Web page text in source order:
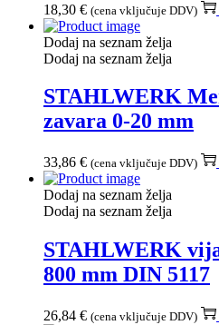
18,30 € (cena vključuje DDV)
Dodaj na seznam želja
Dodaj na seznam želja
STAHLWERK
zavara 0-20 mm
33,86 € (cena vključuje DDV)
Dodaj na seznam želja
Dodaj na seznam želja
STAHLWERK
800 mm DIN 5117
26,84 € (cena vključuje DDV)